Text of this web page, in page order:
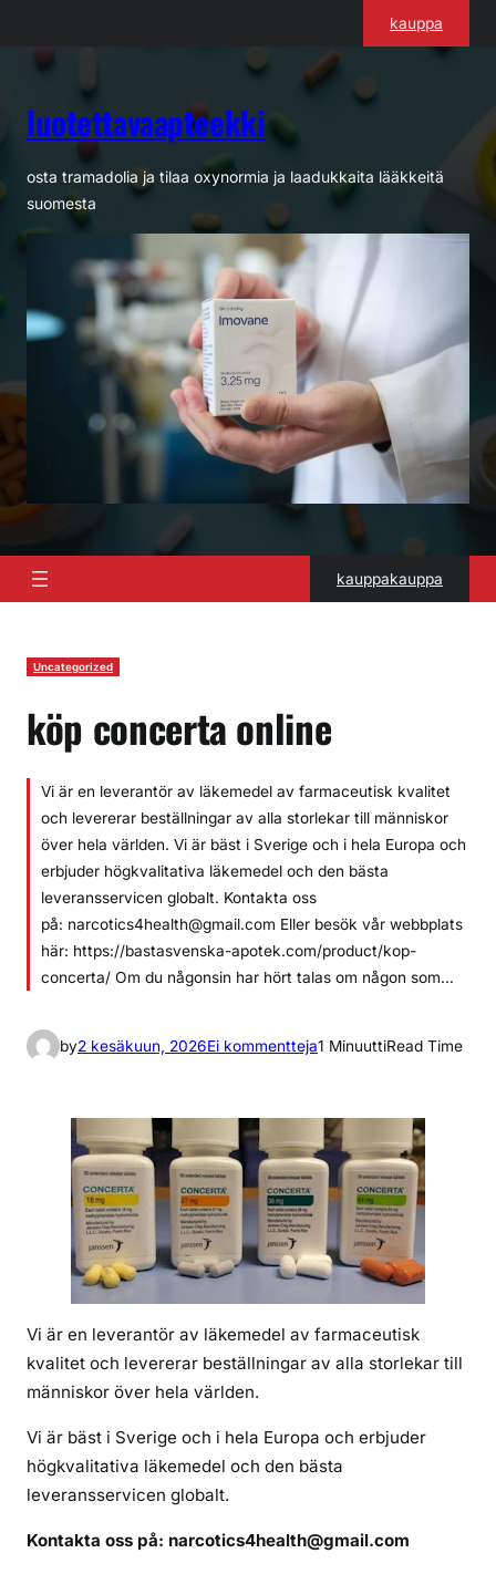
kauppa
luotettavaapteekki
osta tramadolia ja tilaa oxynormia ja laadukkaita lääkkeitä
suomesta
kauppakauppa
Uncategorized
köp concerta online
Vi är en leverantör av läkemedel av farmaceutisk kvalitet
och levererar beställningar av alla storlekar till människor
över hela världen. Vi är bäst i Sverige och i hela Europa och
erbjuder högkvalitativa läkemedel och den bästa
leveransservicen globalt. Kontakta oss
på: narcotics4health@gmail.com Eller besök vår webbplats
här: https://bastasvenska-apotek.com/product/kop-
concerta/ Om du någonsin har hört talas om någon som…
by2 kesäkuun, 2026Ei kommenttejaa
k
i
i
k
ö
o
n
r
1 MinuuttiRead Time
Vi är en leverantör av läkemedel av farmaceutisk
kvalitet och levererar beställningar av alla storlekar till
människor över hela världen.
Vi är bäst i Sverige och i hela Europa och erbjuder
högkvalitativa läkemedel och den bästa
leveransservicen globalt.
Kontakta oss på: narcotics4health@gmail.com